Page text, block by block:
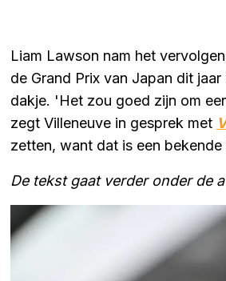
Liam Lawson nam het
de Grand Prix van Japan dit
dakje. 'Het zou goed zijn om
zegt Villeneuve in gesprek met
zetten, want dat is een
De tekst gaat verder onder de